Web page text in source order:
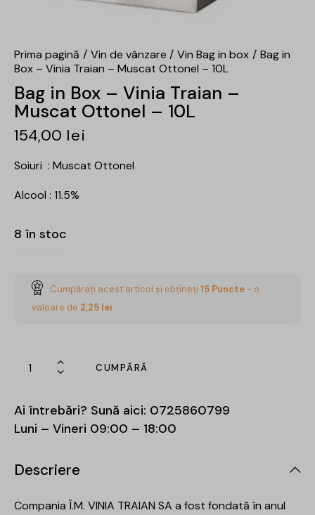
Prima pagină Vin de vânzare Vin Bag in box
Bag in
Box – Vinia Traian – Muscat Ottonel – 10L
Bag in Box – Vinia Traian –
Muscat Ottonel – 10L
154,00 lei
Soiuri : Muscat Ottonel
Alcool : 11.5%
8 în stoc
Cumpărați acest articol și obțineți 15 Puncte - o
valoare de 2,25 lei
CUMPĂRĂ
Ai întrebări? Sună aici: 0725860799
Luni – Vineri 09:00 – 18:00
Descriere
Compania Î.M. VINIA TRAIAN SA a fost fondată în anul